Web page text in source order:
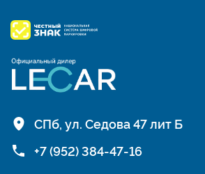
СПб, ул. Седова 47 лит Б
+7 (952) 384-47-16